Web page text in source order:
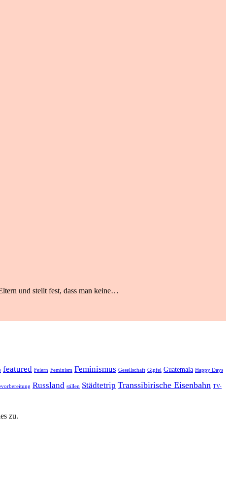
und stellt fest, dass man keine…
featured Feiern Feminism Feminismus Gesellschaft Gipfel Guatemala Happy Days
Russland stillen Städtetrip Transsibirische Eisenbahn TV-
zu.